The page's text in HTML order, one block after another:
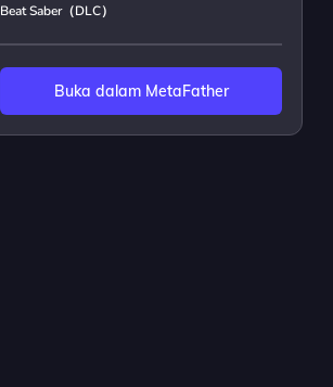
Beat Saber（DLC）
Buka dalam MetaFather